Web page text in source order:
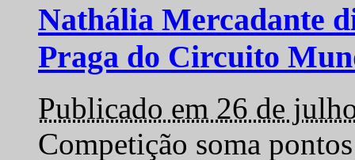
Nathália Mercadante
Praga do Circuito
Publicado em 26 de
Competição soma